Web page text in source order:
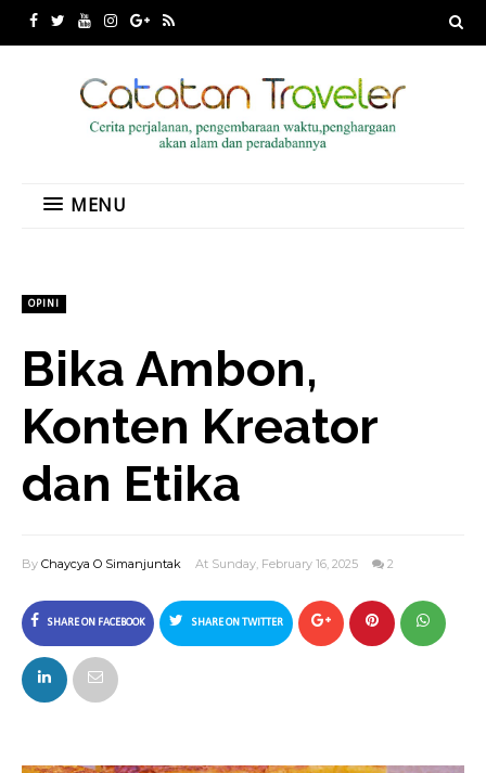
MENU
OPINI
Bika Ambon,
Konten Kreator
dan Etika
By Chaycya O Simanjuntak At Sunday, February 16, 2025 2
SHARE ON FACEBOOK SHARE ON TWITTER